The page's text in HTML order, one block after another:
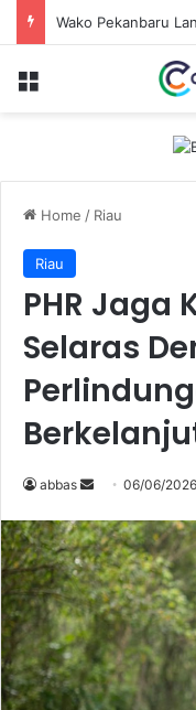
Home / Riau
Riau
PHR Jaga
Selaras
abbas
n
d
a
n
e
m
a
06/06/2026